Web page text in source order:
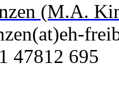
(M.A.
47812 695